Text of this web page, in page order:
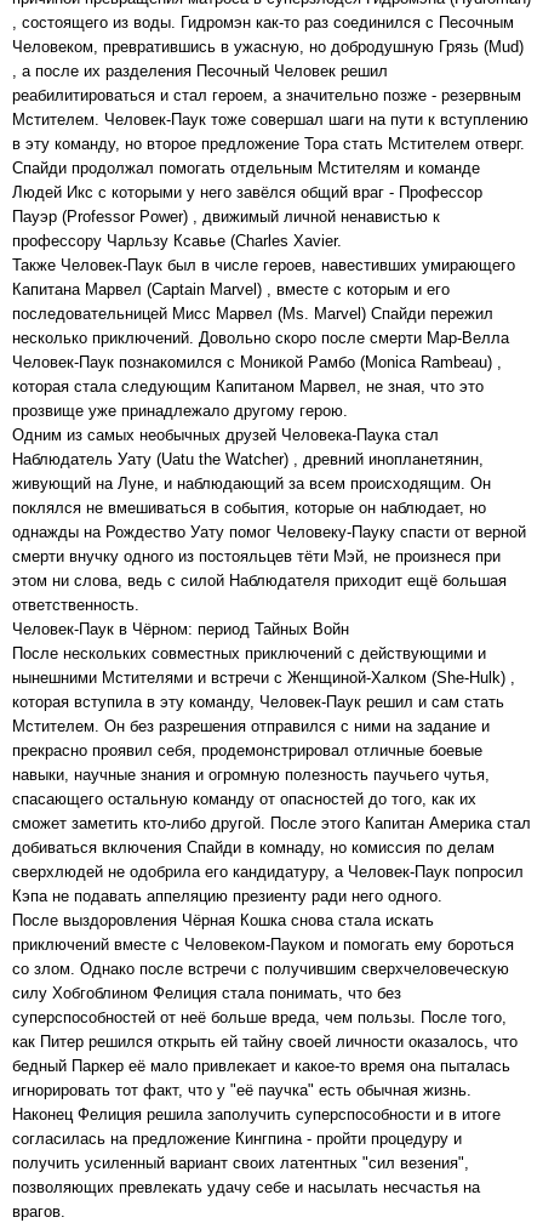
, состоящего из воды. Гидромэн как-то раз соединился с Песочным
Человеком, превратившись в ужасную, но добродушную Грязь (Mud)
, а после их разделения Песочный Человек решил
реабилитироваться и стал героем, а значительно позже - резервным
Мстителем. Человек-Паук тоже совершал шаги на пути к вступлению
в эту команду, но второе предложение Тора стать Мстителем отверг.
Спайди продолжал помогать отдельным Мстителям и команде
Людей Икс с которыми у него завёлся общий враг - Профессор
Пауэр (Professor Power) , движимый личной ненавистью к
профессору Чарльзу Ксавье (Charles Xavier.
Также Человек-Паук был в числе героев, навестивших умирающего
Капитана Марвел (Captain Marvel) , вместе с которым и его
последовательницей Мисс Марвел (Ms. Marvel) Спайди пережил
несколько приключений. Довольно скоро после смерти Мар-Велла
Человек-Паук познакомился с Моникой Рамбо (Monica Rambeau) ,
которая стала следующим Капитаном Марвел, не зная, что это
прозвище уже принадлежало другому герою.
Одним из самых необычных друзей Человека-Паука стал
Наблюдатель Уату (Uatu the Watcher) , древний инопланетянин,
живующий на Луне, и наблюдающий за всем происходящим. Он
поклялся не вмешиваться в события, которые он наблюдает, но
однажды на Рождество Уату помог Человеку-Пауку спасти от верной
смерти внучку одного из постояльцев тёти Мэй, не произнеся при
этом ни слова, ведь с силой Наблюдателя приходит ещё большая
ответственность.
Человек-Паук в Чёрном: период Тайных Войн
После нескольких совместных приключений с действующими и
нынешними Мстителями и встречи с Женщиной-Халком (She-Hulk) ,
которая вступила в эту команду, Человек-Паук решил и сам стать
Мстителем. Он без разрешения отправился с ними на задание и
прекрасно проявил себя, продемонстрировал отличные боевые
навыки, научные знания и огромную полезность паучьего чутья,
спасающего остальную команду от опасностей до того, как их
сможет заметить кто-либо другой. После этого Капитан Америка стал
добиваться включения Спайди в комнаду, но комиссия по делам
сверхлюдей не одобрила его кандидатуру, а Человек-Паук попросил
Кэпа не подавать аппеляцию презиенту ради него одного.
После выздоровления Чёрная Кошка снова стала искать
приключений вместе с Человеком-Пауком и помогать ему бороться
со злом. Однако после встречи с получившим сверхчеловеческую
силу Хобгоблином Фелиция стала понимать, что без
суперспособностей от неё больше вреда, чем пользы. После того,
как Питер решился открыть ей тайну своей личности оказалось, что
бедный Паркер её мало привлекает и какое-то время она пыталась
игнорировать тот факт, что у "её паучка" есть обычная жизнь.
Наконец Фелиция решила заполучить суперспособности и в итоге
согласилась на предложение Кингпина - пройти процедуру и
получить усиленный вариант своих латентных "сил везения",
позволяющих превлекать удачу себе и насылать несчастья на
врагов.